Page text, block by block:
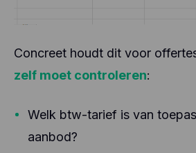
Concreet houdt dit voor
zelf moet controleren:
Welk btw-tarief is van
aanbod?
te begrijpen (bv. hoeveel tijd
klikken, wat gebruikers wel en
het gedrag van onze
Hotjar slaat deze informatie op